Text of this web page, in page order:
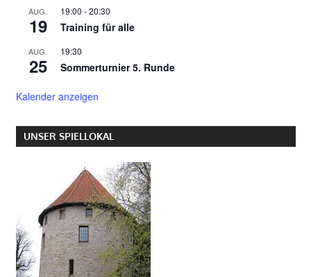
AUG.
19
19:00 -20:30
Training für alle
AUG.
25
19:30
Sommerturnier 5. Runde
Kalender anzeigen
UNSER SPIELLOKAL